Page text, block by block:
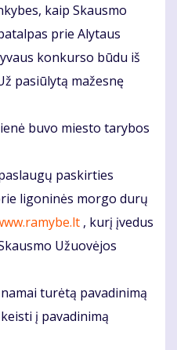
kaip Skausmo
prie Alytaus
konkurso būdu iš
pasiūlytą mažesnę
buvo miesto tarybos
paskirties
ligoninės morgo durų
, kurį įvedus
Užuovėjos
turėtą pavadinimą
į pavadinimą